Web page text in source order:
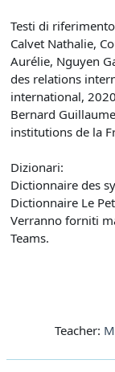
Testi di
Calvet Nathalie,
Aurélie, Nguyen
des relations
international,
Bernard
institutions de la
Dizionari:
Dictionnaire des
Dictionnaire Le
Verranno forniti
Teams.
Teacher: